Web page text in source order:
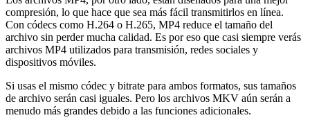
compresión, lo que hace que sea más fácil transmitirlos en línea.
Con códecs como H.264 o H.265, MP4 reduce el tamaño del
archivo sin perder mucha calidad. Es por eso que casi siempre verás
archivos MP4 utilizados para transmisión, redes sociales y
dispositivos móviles.
Si usas el mismo códec y bitrate para ambos formatos, sus tamaños
de archivo serán casi iguales. Pero los archivos MKV aún serán a
menudo más grandes debido a las funciones adicionales.